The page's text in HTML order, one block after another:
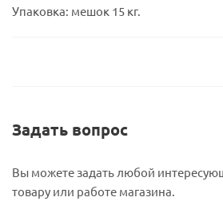
Упаковка: мешок 15 кг.
Задать вопрос
Вы можете задать любой
товару или работе магазина.